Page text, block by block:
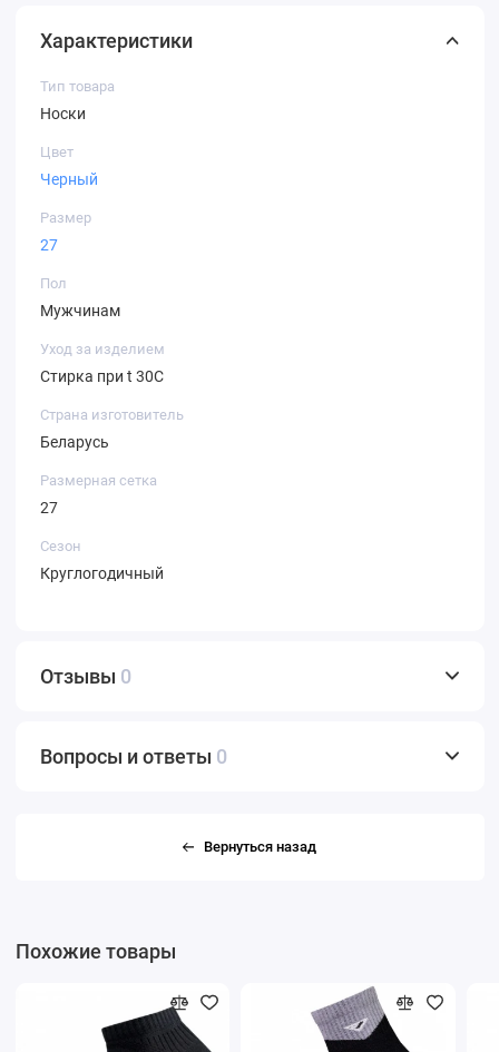
Характеристики
Тип товара
Носки
Цвет
Черный
Размер
27
Пол
Мужчинам
Уход за изделием
Стирка при t 30С
Страна изготовитель
Беларусь
Размерная сетка
27
Сезон
Круглогодичный
Отзывы 0
Вопросы и ответы 0
Вернуться назад
Похожие товары